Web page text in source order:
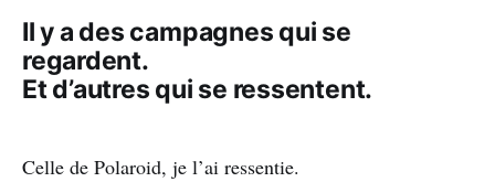
Il y a des campagnes qui se
regardent.
Et d’autres qui se ressentent.
Celle de Polaroid, je l’ai ressentie.